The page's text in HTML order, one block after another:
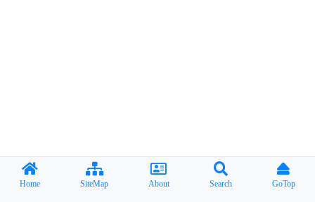
Home SiteMap About Search GoTop